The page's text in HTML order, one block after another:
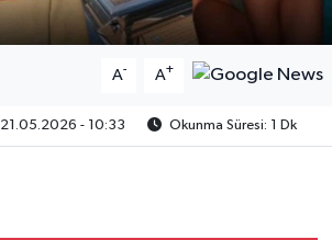
A- A+
21.05.2026 - 10:33 Okunma Süresi: 1 Dk